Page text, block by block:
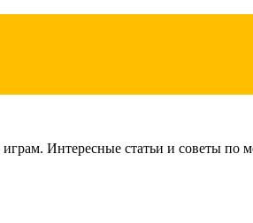
Интересные статьи и советы по